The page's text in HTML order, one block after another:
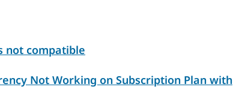
not compatible
Not Working on Subscription Plan with